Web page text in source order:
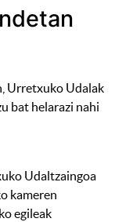
Urretxuko Udalak
bat helarazi nahi
Udaltzaingoa
kameren
egileak